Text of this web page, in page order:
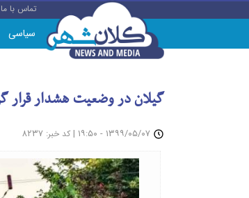
تماس با ما
سیاسی
گیلان در وضعیت هشدار قرار
| کد خبر: ۸۲۳۷